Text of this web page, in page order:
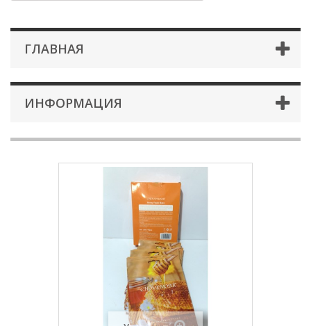
ГЛАВНАЯ
ИНФОРМАЦИЯ